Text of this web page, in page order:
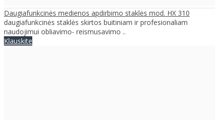
Daugiafunkcinės medienos apdirbimo staklės mod. HX 310
daugiafunkcinės staklės skirtos buitiniam ir profesionaliam
naudojimui obliavimo- reismusavimo ..
Klauskite